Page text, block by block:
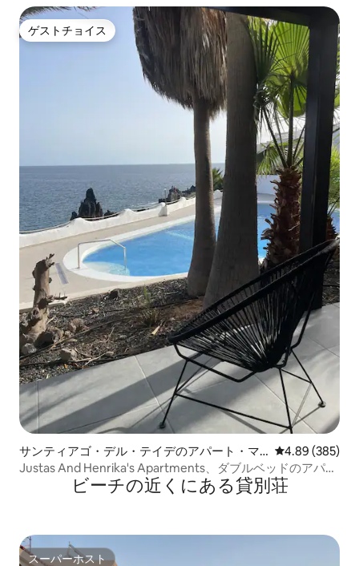
ゲストチョイス
ゲストチョイス
サンティアゴ・デル・テイデのアパート・マ
ンション
レビュー385
4.89 (385)
Justas And Henrika's Apartments、ダブルベッドのアパー
ビーチの近くにある貸別荘
スーパーホスト